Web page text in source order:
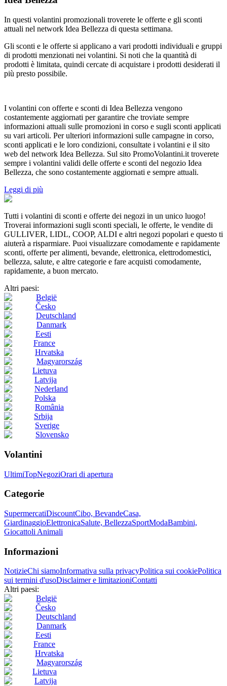
In questi volantini promozionali troverete le offerte e gli sconti
attuali nel network Idea Bellezza di questa settimana.
Gli sconti e le offerte si applicano a vari prodotti individuali e gruppi
di prodotti menzionati nei volantini. Si noti che la quantità di
prodotti è limitata, quindi cercate di acquistare i prodotti desiderati il
più presto possibile.
I volantini con offerte e sconti di Idea Bellezza vengono
costantemente aggiornati per garantire che troviate sempre
informazioni attuali sulle promozioni in corso e sugli sconti applicati
su vari articoli. Per ulteriori informazioni sulle campagne in corso,
sconti applicati e le loro condizioni, consultate i volantini e il sito
web del network Idea Bellezza. Sul sito PromoVolantini.it troverete
sempre i volantini validi delle offerte e sconti del negozio Idea
Bellezza, che sono costantemente aggiornati e sempre attuali.
Leggi di più
Tutti i volantini di sconti e offerte dei negozi in un unico luogo!
Troverai informazioni sugli sconti speciali, le offerte, le vendite di
GULLIVER, LIDL, COOP, ALDI e altri negozi popolari e questo ti
aiuterà a risparmiare. Puoi visualizzare comodamente e rapidamente
sconti, offerte per alimenti, bevande, elettronica, elettrodomestici,
bellezza, salute, e altre categorie e fare acquisti comodamente,
rapidamente, a buon mercato.
Altri paesi:
België
Česko
Deutschland
Danmark
Eesti
France
Hrvatska
Magyarország
Lietuva
Latvija
Nederland
Polska
România
Srbija
Sverige
Slovensko
Volantini
UltimiTopNegoziOrari di apertura
Categorie
SupermercatiDiscountCibo, BevandeCasa,
GiardinaggioElettronicaSalute, BellezzaSportModaBambini,
Giocattoli Animali
Informazioni
NotizieChi siamoInformativa sulla privacyPolitica sui cookiePolitica
sui termini d'usoDisclaimer e limitazioniContatti
Altri paesi:
België
Česko
Deutschland
Danmark
Eesti
France
Hrvatska
Magyarország
Lietuva
Latvija